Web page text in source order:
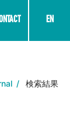
EN
検索結果